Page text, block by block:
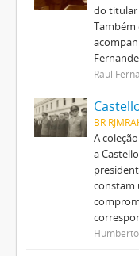
do titular
Também
Raul
BR
A
a
constam